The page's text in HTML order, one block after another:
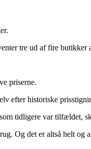
tre ud af fire butikker
priserne.
efter historiske
tidligere var tilfældet,
Og det er altså helt og